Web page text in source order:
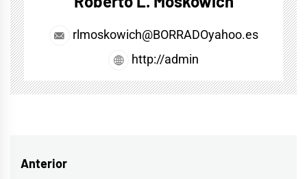
rlmoskowich@BORRADOyahoo.es
http://admin
Navegación
Anterior